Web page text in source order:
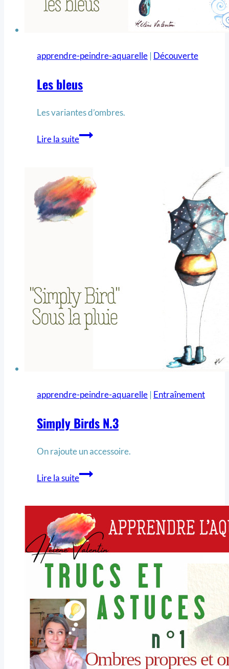
apprendre-peindre-aquarelle | Découverte
Les bleus
Les variantes d’ombres.
Lire la suite
apprendre-peindre-aquarelle | Entraînement
Simply Birds N.3
On rajoute un accessoire.
Lire la suite